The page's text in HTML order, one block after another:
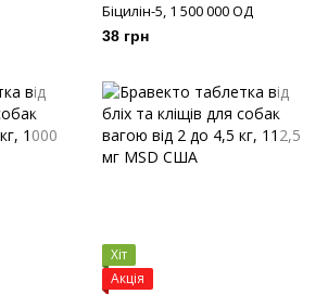
Біцилін-5, 1 500 000 ОД
38 грн
Хіт
Акція